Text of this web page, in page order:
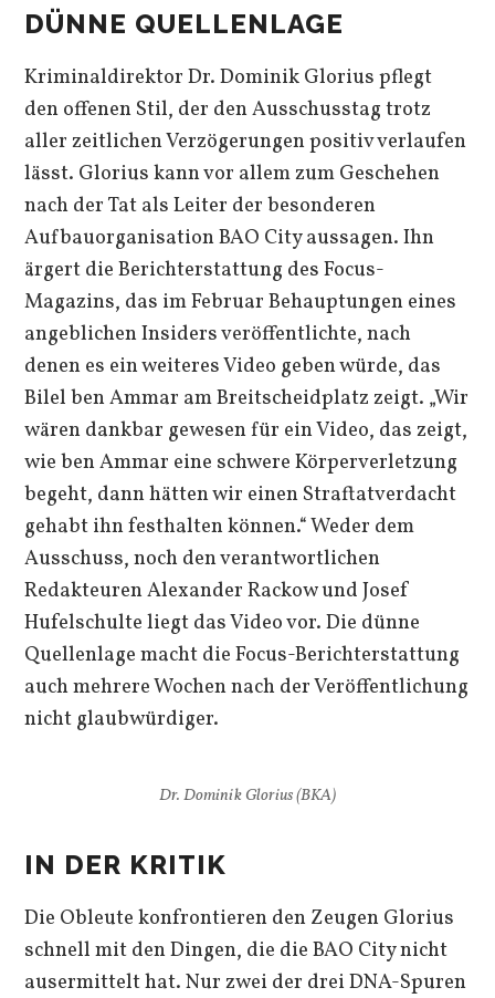
DÜNNE QUELLENLAGE
Kriminaldirektor Dr. Dominik Glorius pflegt
den offenen Stil, der den Ausschusstag trotz
aller zeitlichen Verzögerungen positiv verlaufen
lässt. Glorius kann vor allem zum Geschehen
nach der Tat als Leiter der besonderen
Aufbauorganisation BAO City aussagen. Ihn
ärgert die Berichterstattung des Focus-
Magazins, das im Februar Behauptungen eines
angeblichen Insiders veröffentlichte, nach
denen es ein weiteres Video geben würde, das
Bilel ben Ammar am Breitscheidplatz zeigt. „Wir
wären dankbar gewesen für ein Video, das zeigt,
wie ben Ammar eine schwere Körperverletzung
begeht, dann hätten wir einen Straftatverdacht
gehabt ihn festhalten können.“ Weder dem
Ausschuss, noch den verantwortlichen
Redakteuren Alexander Rackow und Josef
Hufelschulte liegt das Video vor. Die dünne
Quellenlage macht die Focus-Berichterstattung
auch mehrere Wochen nach der Veröffentlichung
nicht glaubwürdiger.
Dr. Dominik Glorius (BKA)
IN DER KRITIK
Die Obleute konfrontieren den Zeugen Glorius
schnell mit den Dingen, die die BAO City nicht
ausermittelt hat. Nur zwei der drei DNA-Spuren